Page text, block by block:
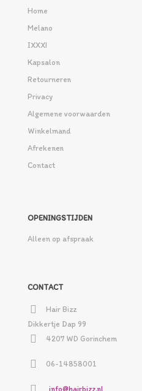
Home
Melano
IXXXI
Kapsalon
Retourneren
Privacy
Algemene voorwaarden
Winkelmand
Afrekenen
Contact
OPENINGSTIJDEN
Alleen op afspraak
CONTACT
Hair Bizz
Dikkertje Dap 99
4207 WD Gorinchem
06-14858001
info@hairbizz.nl